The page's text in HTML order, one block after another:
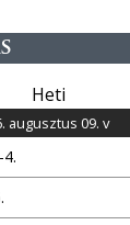
Heti
augusztus 09. v